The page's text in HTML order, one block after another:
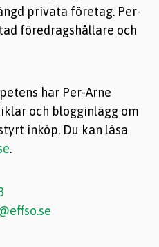
privata företag. Per-
föredragshållare och
har Per-Arne
och blogginlägg om
inköp. Du kan läsa
.